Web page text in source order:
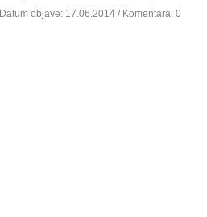
Datum objave: 17.06.2014 / Komentara: 0